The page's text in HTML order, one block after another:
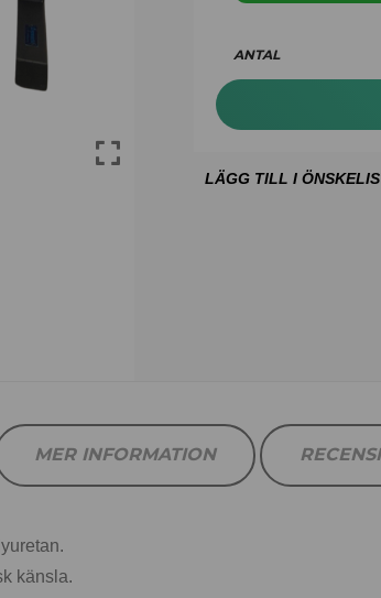
ANTAL
MER INFORMATION
känsla.